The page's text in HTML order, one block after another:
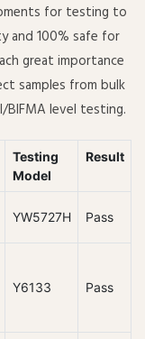
for testing to
and 100% safe for
great importance
samples from bulk
level testing.
Testing
Model
Result
YW5727H Pass
Y6133 Pass